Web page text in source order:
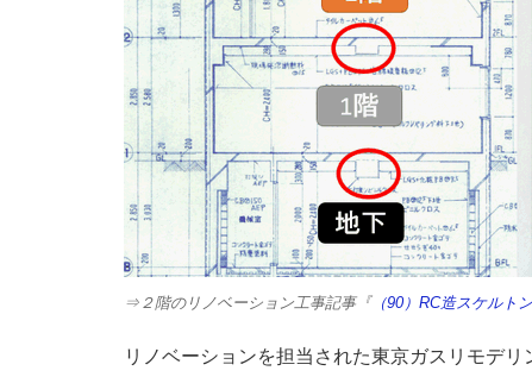
⇒２階のリノベーション工事記事『（90）RC造スケルト
リノベーションを担当された東京ガスリモデ